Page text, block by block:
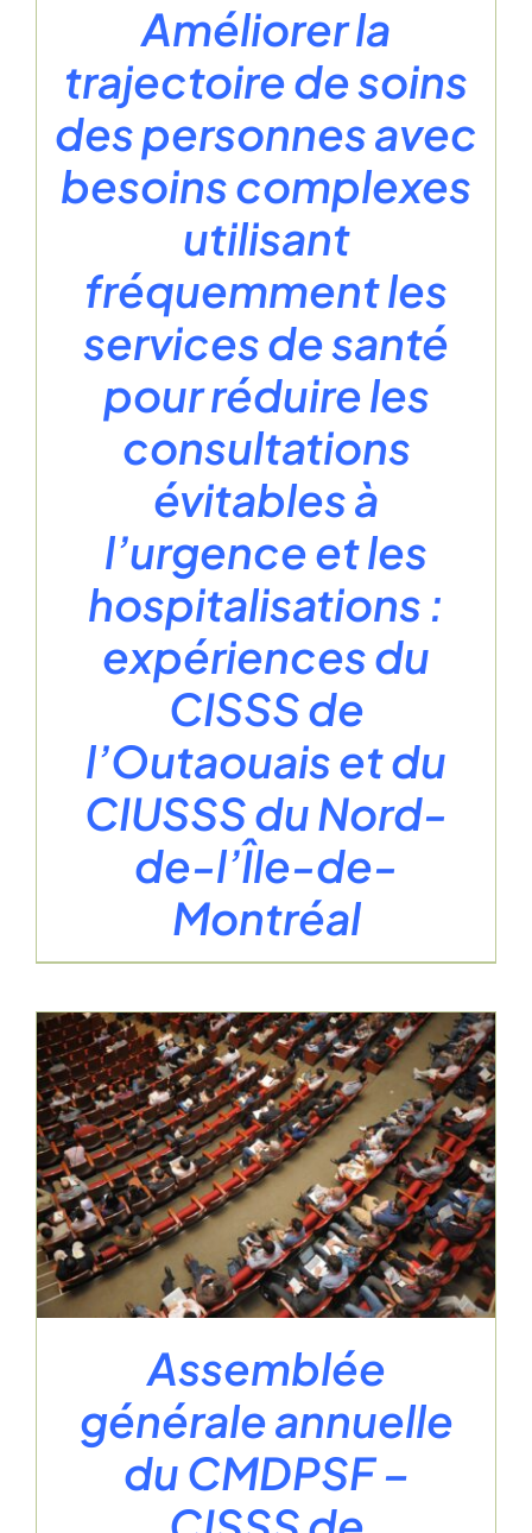
Améliorer la
trajectoire de soins
des personnes avec
besoins complexes
utilisant
fréquemment les
services de santé
pour réduire les
consultations
évitables à
l’urgence et les
hospitalisations :
expériences du
CISSS de
l’Outaouais et du
CIUSSS du Nord-
de-l’Île-de-
Montréal
Assemblée
générale annuelle
du CMDPSF –